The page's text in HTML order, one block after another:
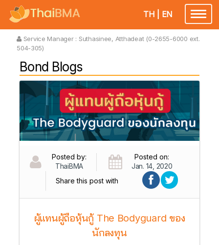
TH EN
Service Manager : Suthasinee, Atthadeat (0-2655-6000 ext.
504-305)
Bond Blogs
Posted by:
ThaiBMA
Posted on:
Jan. 14, 2020
Share this post with
ผู้แทนผู้ถือหุ้นกู้ The Bodyguard ของ
นักลงทุน